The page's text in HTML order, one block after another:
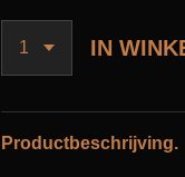
IN
Productbeschrijving.